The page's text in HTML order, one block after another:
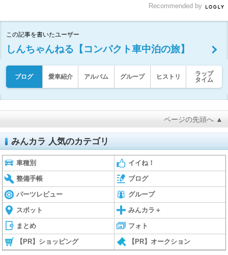
Recommended by
この記事を書いたユーザー
しんちゃんねる【コンパクト車中泊の旅】
ブログ 愛車紹介 アルバム グループ ヒストリ
ラップ
タイム
ページの先頭へ ▲
みんカラ 人気のカテゴリ
車種別 イイね！
整備手帳 ブログ
パーツレビュー グループ
スポット みんカラ＋
まとめ フォト
【PR】ショッピング 【PR】オークション